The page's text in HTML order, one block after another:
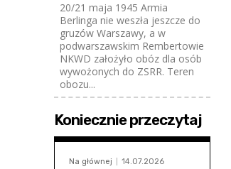
20/21 maja 1945 Armia
Berlinga nie weszła jeszcze do
gruzów Warszawy, a w
podwarszawskim Rembertowie
NKWD założyło obóz dla osób
wywożonych do ZSRR. Teren
obozu...
Koniecznie przeczytaj
Na głównej 14.07.2026